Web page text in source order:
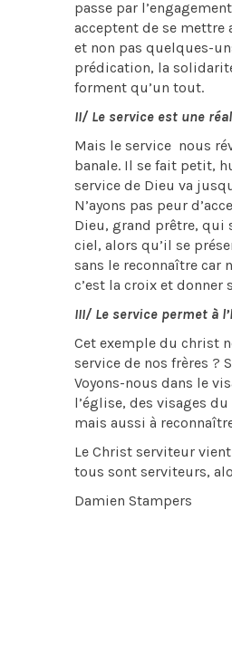
passe par
acceptent de se mettre
et non pas quelques-
prédication, la
forment qu’un tout.
II/ Le service est une
Mais le service nous
banale. Il se fait petit,
service de Dieu va
N’ayons pas peur
Dieu, grand prêtre, qui
ciel, alors qu’il se
sans le reconnaître car
c’est la croix et donner
III/ Le service permet à
Cet exemple du christ
service de nos frères ?
Voyons-nous dans le
l’église, des visages
mais aussi à
Le Christ serviteur
tous sont serviteurs,
Damien Stampers